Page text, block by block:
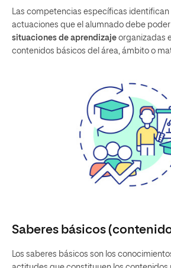
Las competencias específicas
actuaciones que el alumnado debe
situaciones de aprendizaje organizadas
contenidos básicos del área, ámbito o
Saberes básicos
Los saberes básicos son los